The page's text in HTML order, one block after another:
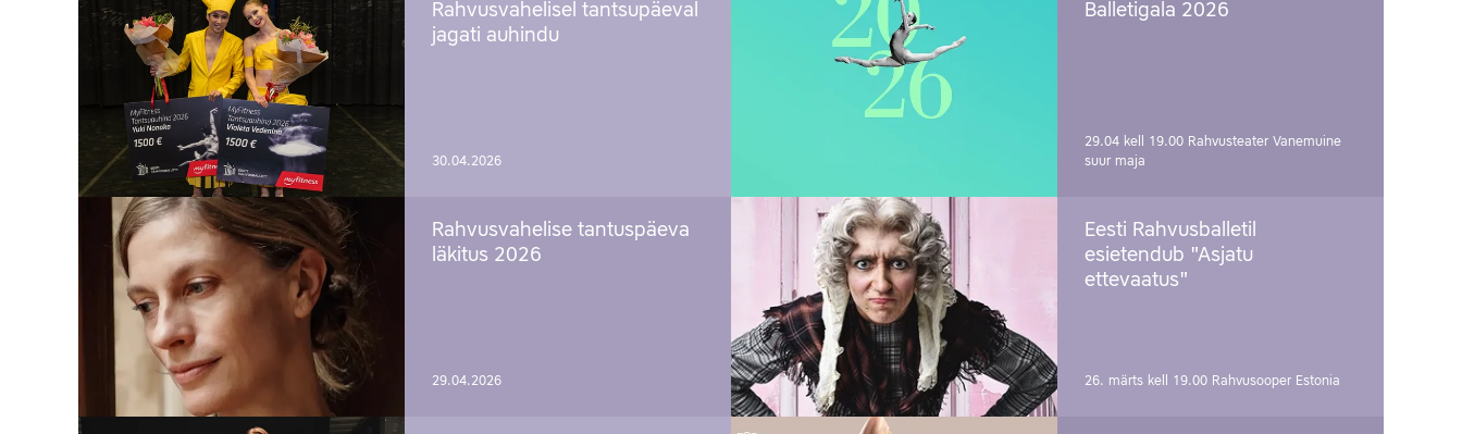
Rahvusvahelisel tantsupäeval
jagati auhindu
30.04.2026
Rahvusvahelise tantuspäeva
läkitus 2026
29.04.2026
Balletigala 2026
29.04 kell 19.00 Rahvusteater Vanemuine
suur maja
Eesti Rahvusballetil
esietendub "Asjatu
ettevaatus"
26. märts kell 19.00 Rahvusooper Estonia